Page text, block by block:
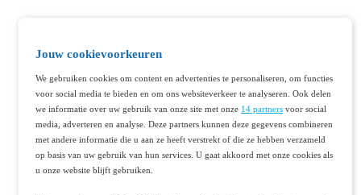
Jouw cookievoorkeuren
We gebruiken cookies om content en advertenties te personaliseren, om functies
voor social media te bieden en om ons websiteverkeer te analyseren. Ook delen
we informatie over uw gebruik van onze site met onze 14 partners voor social
media, adverteren en analyse. Deze partners kunnen deze gegevens combineren
met andere informatie die u aan ze heeft verstrekt of die ze hebben verzameld
op basis van uw gebruik van hun services. U gaat akkoord met onze cookies als
u onze website blijft gebruiken.